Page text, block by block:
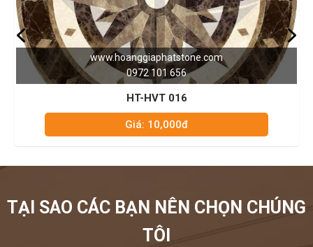
101 656
TẠI SAO CÁC BẠN NÊN CHỌN CHÚNG
TÔI